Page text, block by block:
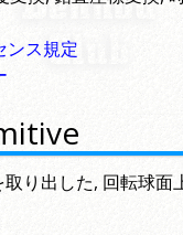
ンス規定
り出した, 回転球